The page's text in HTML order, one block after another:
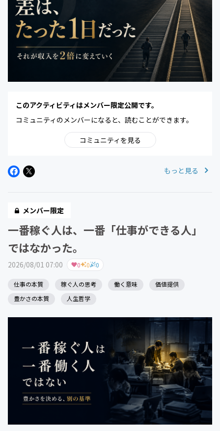
このアクティビティはメンバー限定公開です。
コミュニティのメンバーになると、読むことができます。
コミュニティを見る
もっと見る
メンバー限定
一番稼ぐ人は、一番「仕事ができる人」
ではなかった。
2026/08/01 07:00 0 0 0
仕事の本質 稼ぐ人の思考 働く意味
価値提供
豊かさの本質
人生哲学